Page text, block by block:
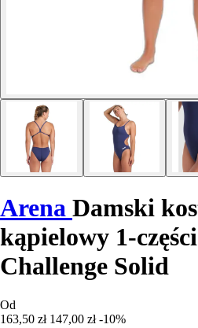
Arena Damski
kąpielowy 1-
Challenge Solid
Od
163,50 zł 147,00 zł -10%